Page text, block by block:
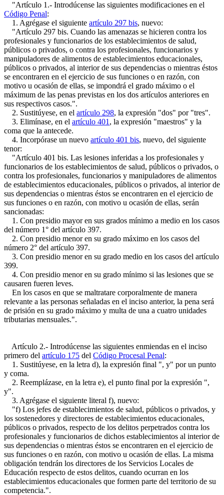
"Artículo 1.- Introdúcense las siguientes modificaciones en el
Código Penal:
1. Agrégase el siguiente artículo 297 bis, nuevo:
"Artículo 297 bis. Cuando las amenazas se hicieren contra los
profesionales y funcionarios de los establecimientos de salud,
públicos o privados, o contra los profesionales, funcionarios y
manipuladores de alimentos de establecimientos educacionales,
públicos o privados, al interior de sus dependencias o mientras éstos
se encontraren en el ejercicio de sus funciones o en razón, con
motivo u ocasión de ellas, se impondrá el grado máximo o el
máximum de las penas previstas en los dos artículos anteriores en
sus respectivos casos.".
2. Sustitúyese, en el artículo 298, la expresión "dos" por "tres".
3. Elimínase, en el artículo 401 , la expresión "maestros" y la
coma que la antecede.
4. Incorpórase un nuevo artículo 401 bis, nuevo, del siguiente
tenor:
"Artículo 401 bis. Las lesiones inferidas a los profesionales y
funcionarios de los establecimientos de salud, públicos o privados, o
contra los profesionales, funcionarios y manipuladores de alimentos
de establecimientos educacionales, públicos o privados, al interior de
sus dependencias o mientras éstos se encontraren en el ejercicio de
sus funciones o en razón, con motivo u ocasión de ellas, serán
sancionadas:
1. Con presidio mayor en sus grados mínimo a medio en los casos
del número 1° del artículo 397.
2. Con presidio menor en su grado máximo en los casos del
número 2° del artículo 397.
3. Con presidio menor en su grado medio en los casos del artículo
399.
4. Con presidio menor en su grado mínimo si las lesiones que se
causaren fueren leves.
En los casos en que se maltratare corporalmente de manera
relevante a las personas señaladas en el inciso anterior, la pena será
de prisión en su grado máximo y multa de una a cuatro unidades
tributarias mensuales.".
Artículo 2.- Introdúcense las siguientes enmiendas en el inciso
primero del artículo 175 del Código Procesal Penal:
1. Sustitúyese, en la letra d), la expresión final ", y" por un punto
y coma.
2. Reemplázase, en la letra e), el punto final por la expresión ",
y".
3. Agrégase el siguiente literal f), nuevo:
"f) Los jefes de establecimientos de salud, públicos o privados, y
los sostenedores y directores de establecimientos educacionales,
públicos o privados, respecto de los delitos perpetrados contra los
profesionales y funcionarios de dichos establecimientos al interior de
sus dependencias o mientras éstos se encontraren en el ejercicio de
sus funciones o en razón, con motivo u ocasión de ellas. La misma
obligación tendrán los directores de los Servicios Locales de
Educación respecto de estos delitos, cuando ocurran en los
establecimientos educacionales que formen parte del territorio de su
competencia.".